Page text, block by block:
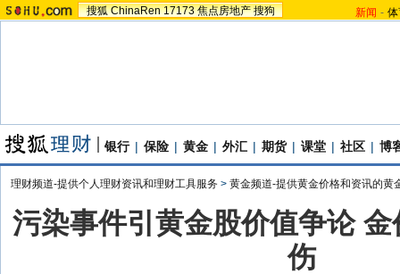
搜狐 ChinaRen 17173 焦点房地产 搜狗 新闻 -
银行 | 保险 | 黄金 | 外汇 | 期货 | 课堂 | 社区 | 博
理财频道-提供个人理财资讯和理财工具服务 > 黄金频道-提供黄金价格和资讯的黄
污染事件引黄金股价值争论
伤